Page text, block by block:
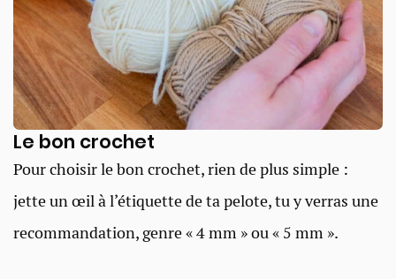
Le bon crochet
Pour choisir le bon crochet, rien de plus simple :
jette un œil à l’étiquette de ta pelote, tu y verras une
recommandation, genre « 4 mm » ou « 5 mm ».